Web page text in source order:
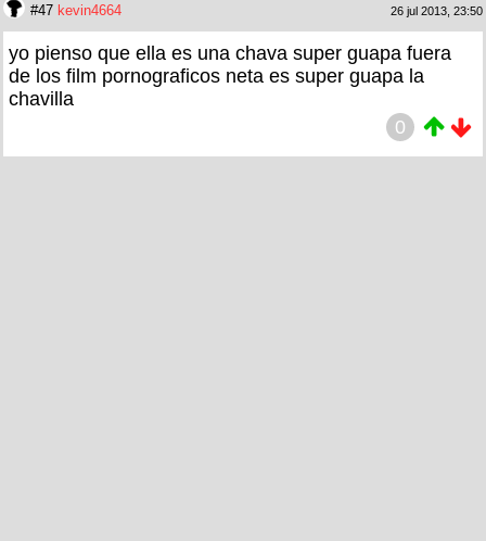
#47 kevin4664 26 jul 2013, 23:50
yo pienso que ella es una chava super guapa fuera
de los film pornograficos neta es super guapa la
chavilla
0